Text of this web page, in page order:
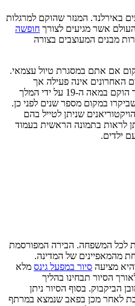
באירלנד. המנזר שהוקם למרגלות
אשר מגיעים לצורך חופשה
מבנים המעוצבים בצורה
אם אתם במסגרת טיול עצמאי.
האחרונים אינה פעילה אך
משמשת כאטרקציה תיירותית. המנזר הוקם במאה ה-19 על ידי המלך
במקום מספר שנים לפני כן.
שניתן לטייל בהם
לראות בתמונה הראשית בעמוד
ילדים.
לכל המשפחה. הבירה המפורסמת
היא אחת מהמאפיינים של המדינה.
מציעה סיור במפעל גינס מלא
הסיור תבחינו בהליך
הביקבוק. בסוף הסיור ניתן
לאחר מכן בפאב שנמצא במרתף